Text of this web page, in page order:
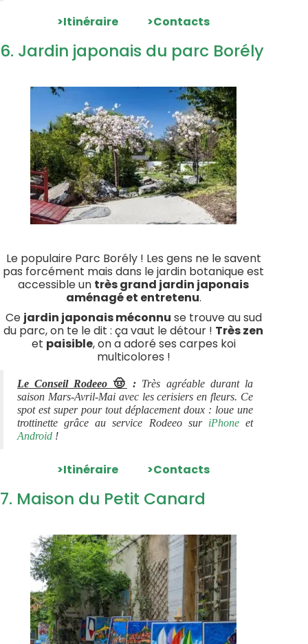
>Itinéraire >Contacts
6. Jardin japonais du parc Borély
Le populaire Parc Borély ! Les gens ne le savent
pas forcément mais dans le jardin botanique est
accessible un très grand jardin japonais
aménagé et entretenu.
Ce jardin japonais méconnu se trouve au sud
du parc, on te le dit : ça vaut le détour ! Très zen
et paisible, on a adoré ses carpes koi
multicolores !
Le Conseil Rodeeo 🤠 : Très agréable durant la
saison Mars-Avril-Mai avec les cerisiers en fleurs. Ce
spot est super pour tout déplacement doux : loue une
trottinette grâce au service Rodeeo sur iPhoneet
Android !
>Itinéraire >Contacts
7. Maison du Petit Canard